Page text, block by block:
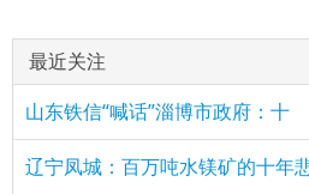
最近关注
山东铁信“喊话”淄博市政府：十
辽宁凤城：百万吨水镁矿的十年